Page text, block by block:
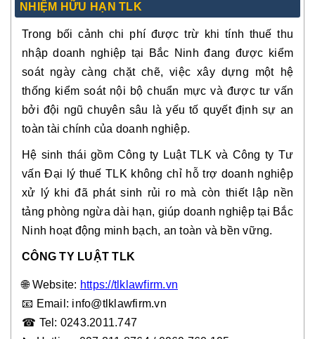
NHIỆM HỮU HẠN TLK
Trong bối cảnh chi phí được trừ khi tính thuế thu
nhập doanh nghiệp tại Bắc Ninh đang được kiểm
soát ngày càng chặt chẽ, việc xây dựng một hệ
thống kiểm soát nội bộ chuẩn mực và được tư vấn
bởi đội ngũ chuyên sâu là yếu tố quyết định sự an
toàn tài chính của doanh nghiệp.
Hệ sinh thái gồm Công ty Luật TLK và Công ty Tư
vấn Đại lý thuế TLK không chỉ hỗ trợ doanh nghiệp
xử lý khi đã phát sinh rủi ro mà còn thiết lập nền
tảng phòng ngừa dài hạn, giúp doanh nghiệp tại Bắc
Ninh hoạt động minh bạch, an toàn và bền vững.
CÔNG TY LUẬT TLK
🌐 Website: https://tlklawfirm.vn
📧 Email: info@tlklawfirm.vn
☎ Tel: 0243.2011.747